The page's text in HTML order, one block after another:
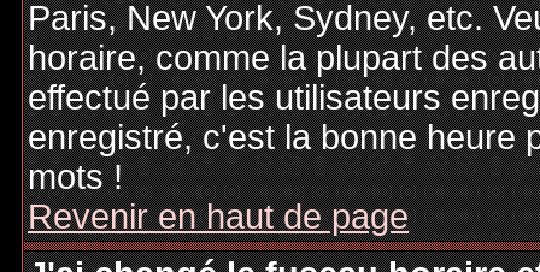
Paris, New York, Sydney, etc.
horaire, comme la plupart des
effectué par les utilisateurs
enregistré, c'est la bonne heure
mots !
Revenir en haut de page